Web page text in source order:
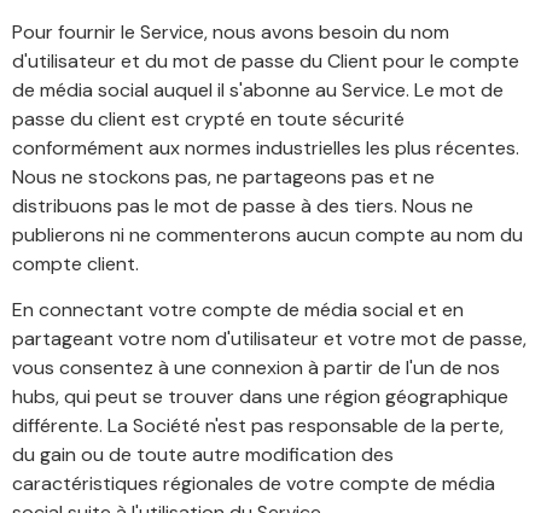
Pour fournir le Service, nous avons besoin du nom
d'utilisateur et du mot de passe du Client pour le compte
de média social auquel il s'abonne au Service. Le mot de
passe du client est crypté en toute sécurité
conformément aux normes industrielles les plus récentes.
Nous ne stockons pas, ne partageons pas et ne
distribuons pas le mot de passe à des tiers. Nous ne
publierons ni ne commenterons aucun compte au nom du
compte client.
En connectant votre compte de média social et en
partageant votre nom d'utilisateur et votre mot de passe,
vous consentez à une connexion à partir de l'un de nos
hubs, qui peut se trouver dans une région géographique
différente. La Société n'est pas responsable de la perte,
du gain ou de toute autre modification des
caractéristiques régionales de votre compte de média